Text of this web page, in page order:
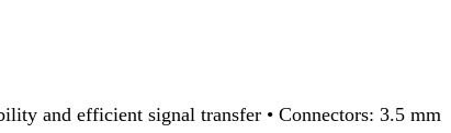
and efficient signal transfer • Connectors: 3.5 mm